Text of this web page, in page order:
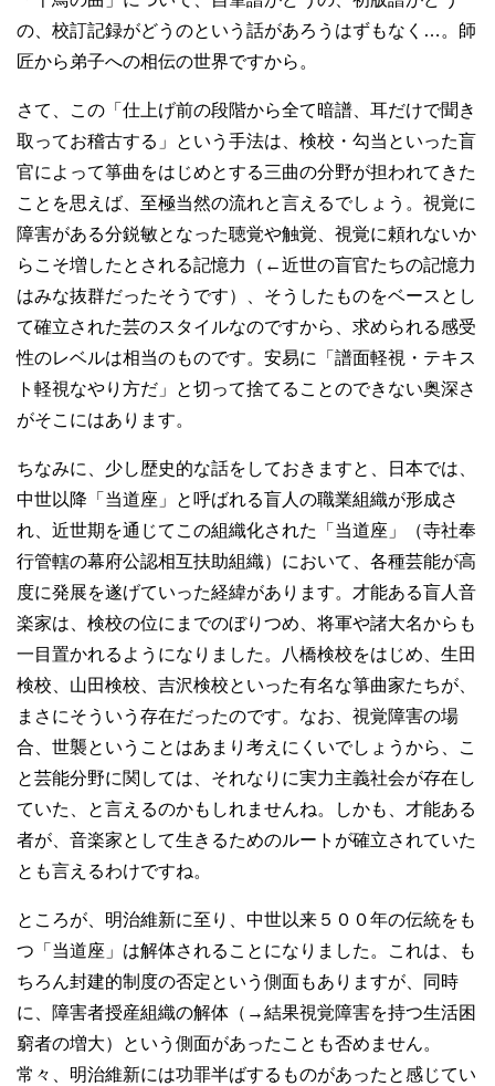
の、校訂記録がどうのという話があろうはずもなく…。師
匠から弟子への相伝の世界ですから。
さて、この「仕上げ前の段階から全て暗譜、耳だけで聞き
取ってお稽古する」という手法は、検校・勾当といった盲
官によって箏曲をはじめとする三曲の分野が担われてきた
ことを思えば、至極当然の流れと言えるでしょう。視覚に
障害がある分鋭敏となった聴覚や触覚、視覚に頼れないか
らこそ増したとされる記憶力（←近世の盲官たちの記憶力
はみな抜群だったそうです）、そうしたものをベースとし
て確立された芸のスタイルなのですから、求められる感受
性のレベルは相当のものです。安易に「譜面軽視・テキス
ト軽視なやり方だ」と切って捨てることのできない奥深さ
がそこにはあります。
ちなみに、少し歴史的な話をしておきますと、日本では、
中世以降「当道座」と呼ばれる盲人の職業組織が形成さ
れ、近世期を通じてこの組織化された「当道座」（寺社奉
行管轄の幕府公認相互扶助組織）において、各種芸能が高
度に発展を遂げていった経緯があります。才能ある盲人音
楽家は、検校の位にまでのぼりつめ、将軍や諸大名からも
一目置かれるようになりました。八橋検校をはじめ、生田
検校、山田検校、吉沢検校といった有名な箏曲家たちが、
まさにそういう存在だったのです。なお、視覚障害の場
合、世襲ということはあまり考えにくいでしょうから、こ
と芸能分野に関しては、それなりに実力主義社会が存在し
ていた、と言えるのかもしれませんね。しかも、才能ある
者が、音楽家として生きるためのルートが確立されていた
とも言えるわけですね。
ところが、明治維新に至り、中世以来５００年の伝統をも
つ「当道座」は解体されることになりました。これは、も
ちろん封建的制度の否定という側面もありますが、同時
に、障害者授産組織の解体（→結果視覚障害を持つ生活困
窮者の増大）という側面があったことも否めません。
常々、明治維新には功罪半ばするものがあったと感じてい